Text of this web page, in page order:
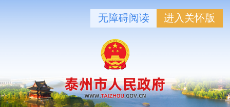
无障碍阅读 进入关怀版